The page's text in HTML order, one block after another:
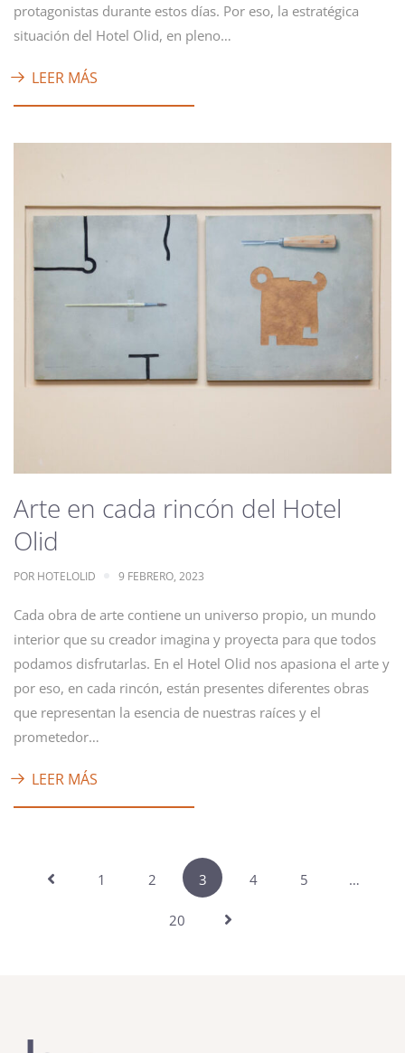
protagonistas durante estos días. Por eso, la estratégica
situación del Hotel Olid, en pleno…
LEER MÁS
Arte en cada rincón del Hotel
Olid
POR HOTELOLID 9 FEBRERO, 2023
Cada obra de arte contiene un universo propio, un mundo
interior que su creador imagina y proyecta para que todos
podamos disfrutarlas. En el Hotel Olid nos apasiona el arte y
por eso, en cada rincón, están presentes diferentes obras
que representan la esencia de nuestras raíces y el
prometedor…
LEER MÁS
1 2 3 4 5 …
20